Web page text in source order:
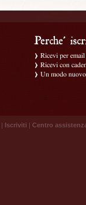
Ricevi per
Ricevi con
Un modo
| Iscriviti | Centro